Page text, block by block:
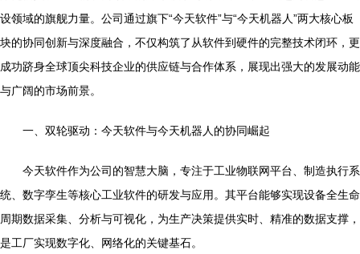
设领域的旗舰力量。公司通过旗下“今天软件”与“今天机器人”两大核心板
块的协同创新与深度融合，不仅构筑了从软件到硬件的完整技术闭环，更
成功跻身全球顶尖科技企业的供应链与合作体系，展现出强大的发展动能
与广阔的市场前景。
一、双轮驱动：今天软件与今天机器人的协同崛起
今天软件作为公司的智慧大脑，专注于工业物联网平台、制造执行系
统、数字孪生等核心工业软件的研发与应用。其平台能够实现设备全生命
周期数据采集、分析与可视化，为生产决策提供实时、精准的数据支撑，
是工厂实现数字化、网络化的关键基石。